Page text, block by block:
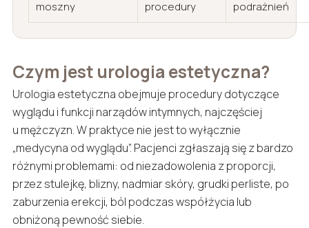
moszny
procedury
podrażnień
Czym jest urologia estetyczna?
Urologia estetyczna obejmuje procedury dotyczące
wyglądu i funkcji narządów intymnych, najczęściej
u mężczyzn. W praktyce nie jest to wyłącznie
„medycyna od wyglądu”. Pacjenci zgłaszają się z bardzo
różnymi problemami: od niezadowolenia z proporcji,
przez stulejkę, blizny, nadmiar skóry, grudki perliste, po
zaburzenia erekcji, ból podczas współżycia lub
obniżoną pewność siebie.